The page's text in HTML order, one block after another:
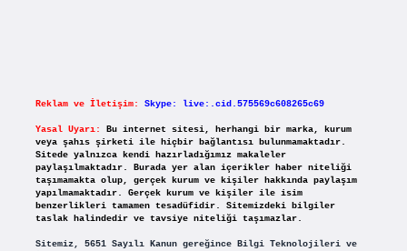
Reklam ve İletişim: Skype: live:.cid.575569c608265c69
Yasal Uyarı:
Bu internet sitesi, herhangi bir marka, kurum
veya şahıs şirketi ile hiçbir bağlantısı bulunmamaktadır.
Sitede yalnızca kendi hazırladığımız makaleler
paylaşılmaktadır. Burada yer alan içerikler haber niteliği
taşımamakta olup, gerçek kurum ve kişiler hakkında paylaşım
yapılmamaktadır. Gerçek kurum ve kişiler ile isim
benzerlikleri tamamen tesadüfidir. Sitemizdeki bilgiler
taslak halindedir ve tavsiye niteliği taşımazlar.
Sitemiz, 5651 Sayılı Kanun gereğince Bilgi Teknolojileri ve